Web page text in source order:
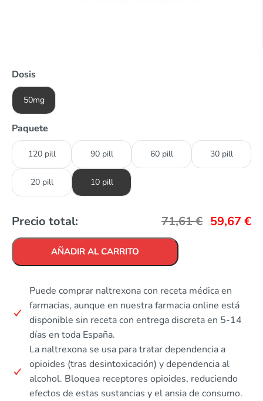
Dosis
50mg
Paquete
120 pill 90 pill 60 pill 30 pill
20 pill 10 pill
Precio total: 71,61€ 59,67 €
AÑADIR AL CARRITO
Puede comprar naltrexona con receta médica en
farmacias, aunque en nuestra farmacia online está
disponible sin receta con entrega discreta en 5-14
días en toda España.
La naltrexona se usa para tratar dependencia a
opioides (tras desintoxicación) y dependencia al
alcohol. Bloquea receptores opioides, reduciendo
efectos de estas sustancias y el ansia de consumo.